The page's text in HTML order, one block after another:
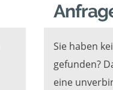
Sie haben
gefunden?
eine